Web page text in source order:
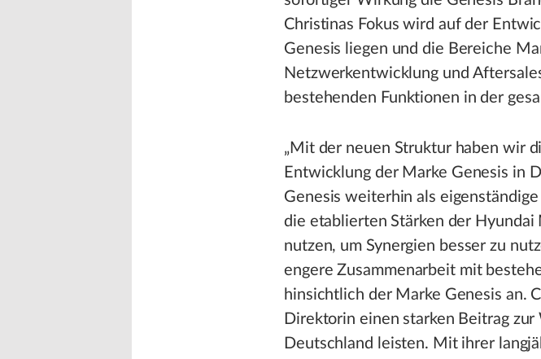
Christinas Fokus wird auf der
Genesis liegen und die Bereiche
Netzwerkentwicklung und
bestehenden Funktionen in der
„Mit der neuen Struktur haben wir
Entwicklung der Marke Genesis in
Genesis weiterhin als
die etablierten Stärken der
nutzen, um Synergien besser zu
engere Zusammenarbeit mit
hinsichtlich der Marke Genesis an.
Direktorin einen starken Beitrag
Deutschland leisten. Mit ihrer